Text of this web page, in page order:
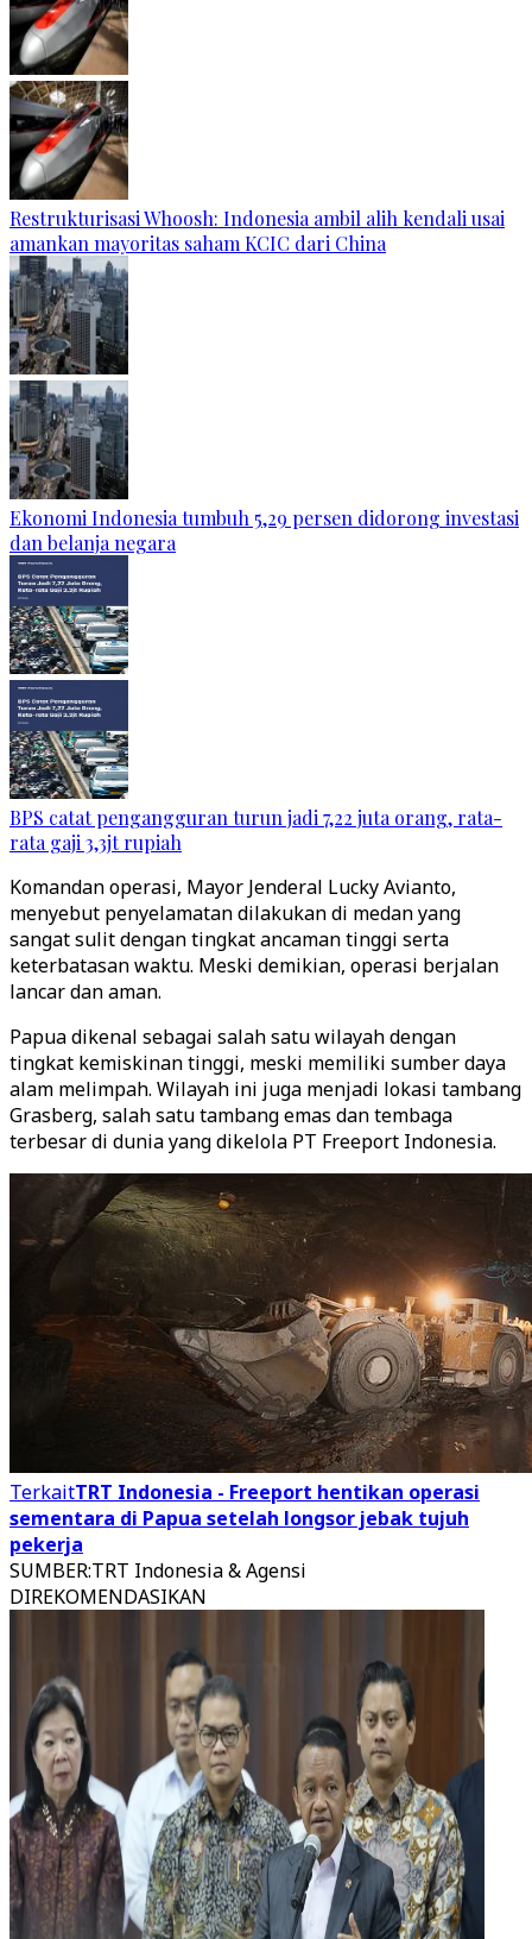
Restrukturisasi Whoosh: Indonesia ambil alih kendali usai
amankan mayoritas saham KCIC dari China
Ekonomi Indonesia tumbuh 5,29 persen didorong investasi
dan belanja negara
BPS catat pengangguran turun jadi 7,22 juta orang, rata-
rata gaji 3,3jt rupiah
Komandan operasi, Mayor Jenderal Lucky Avianto,
menyebut penyelamatan dilakukan di medan yang
sangat sulit dengan tingkat ancaman tinggi serta
keterbatasan waktu. Meski demikian, operasi berjalan
lancar dan aman.
Papua dikenal sebagai salah satu wilayah dengan
tingkat kemiskinan tinggi, meski memiliki sumber daya
alam melimpah. Wilayah ini juga menjadi lokasi tambang
Grasberg, salah satu tambang emas dan tembaga
terbesar di dunia yang dikelola PT Freeport Indonesia.
TerkaitTRT Indonesia - Freeport hentikan operasi
sementara di Papua setelah longsor jebak tujuh
pekerja
SUMBER:TRT Indonesia & Agensi
DIREKOMENDASIKAN